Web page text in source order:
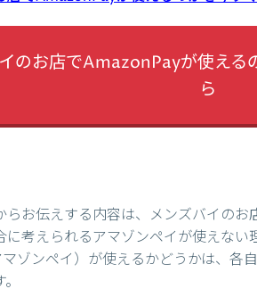
のお店でAmazonPayが使える
ら
らお伝えする内容は、メンズバイの
に考えられるアマゾンペイが使えない
ゾンペイ）が使えるかどうかは、各